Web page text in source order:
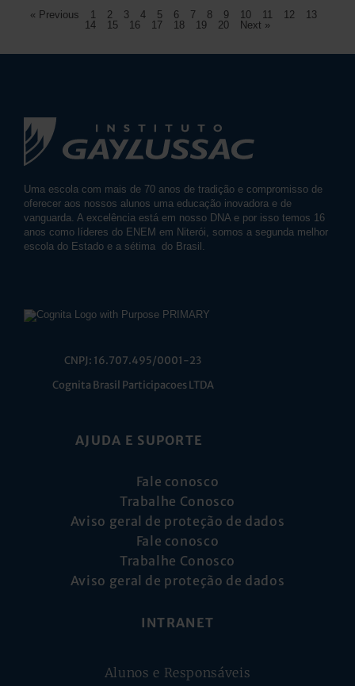
« Previous 1 2 3 4 5 6 7 8 9 10 11 12
13
14
15 16 17 18 19 20 Next »
Uma escola com mais de 70 anos de tradição e compromisso de
oferecer aos nossos alunos uma educação inovadora e de
vanguarda. A excelência está em nosso DNA e por isso temos 16
anos como líderes do ENEM em Niterói, somos a segunda melhor
escola do Estado e a sétima do Brasil.
CNPJ: 16.707.495/0001-23
Cognita Brasil Participacoes LTDA
AJUDA E SUPORTE
Fale conosco
Trabalhe Conosco
Aviso geral de proteção de dados
Fale conosco
Trabalhe Conosco
Aviso geral de proteção de dados
INTRANET
Alunos e Responsáveis